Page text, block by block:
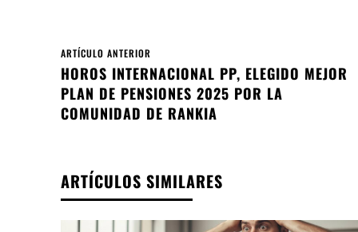
ARTÍCULO ANTERIOR
HOROS INTERNACIONAL PP, ELEGIDO MEJOR
PLAN DE PENSIONES 2025 POR LA
COMUNIDAD DE RANKIA
ARTÍCULOS SIMILARES